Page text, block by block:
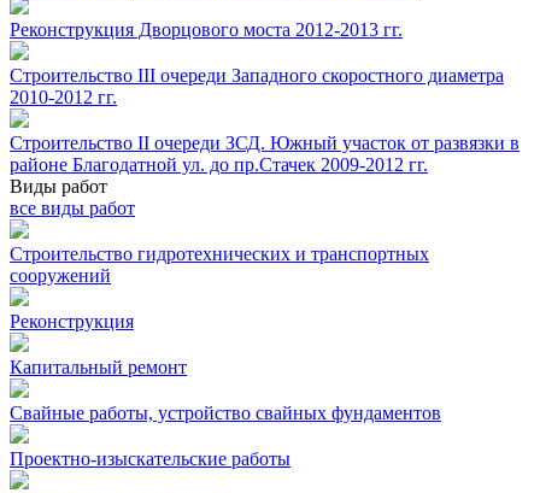
Реконструкция Дворцового моста 2012-2013 гг.
Строительство III очереди Западного скоростного диаметра
2010-2012 гг.
Строительство II очереди ЗСД. Южный участок от развязки в
районе Благодатной ул. до пр.Стачек 2009-2012 гг.
Виды работ
все виды работ
Строительство гидротехнических и транспортных
сооружений
Реконструкция
Капитальный ремонт
Свайные работы, устройство свайных фундаментов
Проектно-изыскательские работы